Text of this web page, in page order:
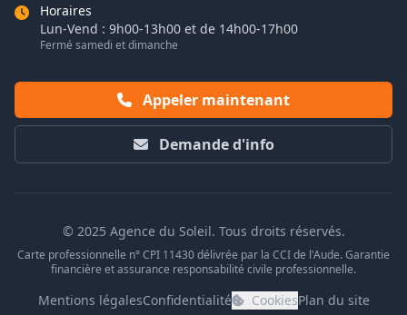
Horaires
Lun-Vend : 9h00-13h00 et de 14h00-17h00
Fermé samedi et dimanche
Appeler maintenant
Demande d'info
© 2025 Agence du Soleil. Tous droits réservés.
Carte professionnelle n° CPI 11430 délivrée par la CCI de l'Aude. Garantie
financière et assurance responsabilité civile professionnelle.
Mentions légalesConfidentialité CookiesPlan du site